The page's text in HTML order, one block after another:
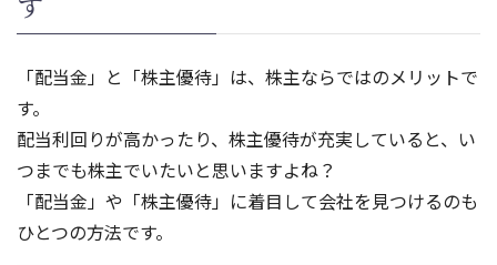
「配当金」と「株主優待」は、株主ならではのメリットで
す。
配当利回りが高かったり、株主優待が充実していると、い
つまでも株主でいたいと思いますよね？
「配当金」や「株主優待」に着目して会社を見つけるのも
ひとつの方法です。